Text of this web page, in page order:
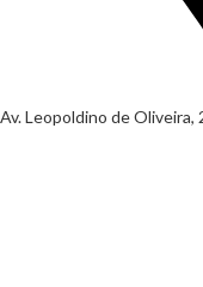
Av. Leopoldino de Oliveira,